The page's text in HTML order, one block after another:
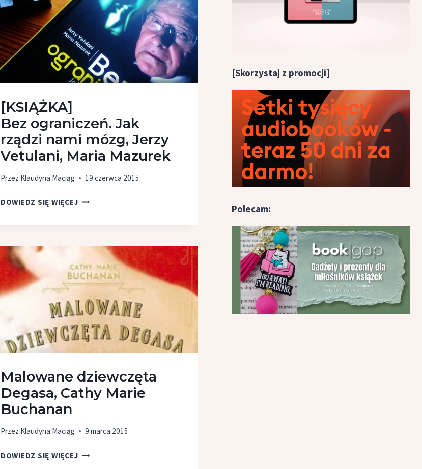
[KSIĄŻKA]
Bez ograniczeń. Jak
rządzi nami mózg, Jerzy
Vetulani, Maria Mazurek
Przez Klaudyna Maciąg 19 czerwca 2015
DOWIEDZ SIĘ WIĘCEJ[KSIĄŻKA]
NAMI
JERZY
VETULANI,
MARIA
MAZUREK
Malowane dziewczęta
Degasa, Cathy Marie
Buchanan
Przez Klaudyna Maciąg 9 marca 2015
DOWIEDZ SIĘ WIĘCEJMALOWANE
[Skorzystaj z promocji]
Polecam: